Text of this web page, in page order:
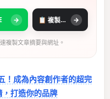
→ 📋 複製摘要 →
複製文章摘要與網址。
！成為內容創作者的超完
打造你的品牌